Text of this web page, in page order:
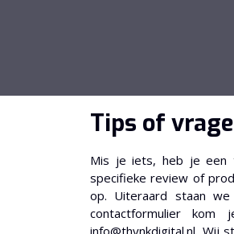
Tips of
Mis je iets, heb je een
specifieke review of
op. Uiteraard staan
contactformulier